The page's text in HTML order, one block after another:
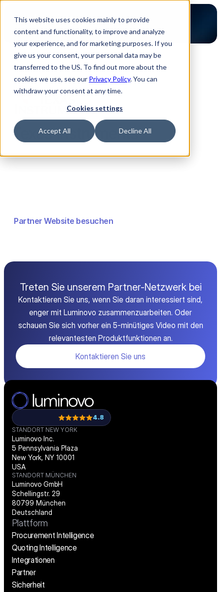
This website uses cookies mainly to provide
content and functionality, to improve and analyze
your experience, and for marketing purposes. If you
give us your consent, your personal data may be
transferred to the US. To find out more about the
cookies we use, see our Privacy Policy. You can
withdraw your consent at any time.
Cookies settings
Accept All Decline All
Zurück zur Partner Übersicht
Texas Instruments
Partner Website besuchen
Treten Sie unserem Partner-Netzwerk bei
Kontaktieren Sie uns, wenn Sie daran interessiert sind,
enger mit Luminovo zusammenzuarbeiten. Oder
schauen Sie sich vorher ein 5-minütiges Video mit den
relevantesten Produktfunktionen an.
Kontaktieren Sie uns
4.8
STANDORT NEW YORK
Luminovo Inc.
5 Pennsylvania Plaza
New York, NY 10001
USA
STANDORT MÜNCHEN
Luminovo GmbH
Schellingstr. 29
80799 München
Deutschland
Plattform
Procurement Intelligence
Quoting Intelligence
Integrationen
Partner
Sicherheit